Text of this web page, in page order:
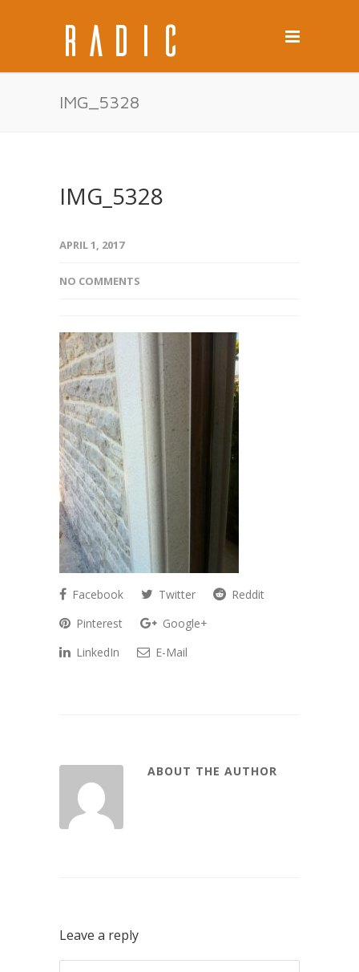
IMG_5328
IMG_5328
APRIL 1, 2017
NO COMMENTS
Facebook Twitter
Reddit
Pinterest
Google+
LinkedIn
E-Mail
ABOUT THE AUTHOR
Leave a reply